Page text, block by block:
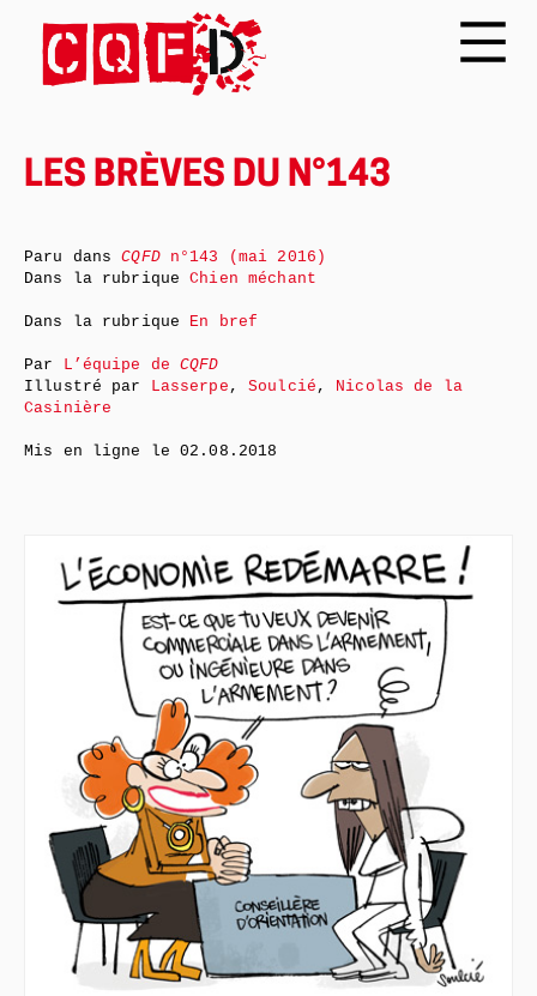
LES BRÈVES DU N°143
Paru dansCQFDn°143 (mai 2016)
Dans la rubriqueChien méchant
Dans la rubrique En bref
Par L’équipe deCQFD
Illustré par Lasserpe ,Soulcié , Nicolas de la
Casinière
Mis en ligne le02.08.2018